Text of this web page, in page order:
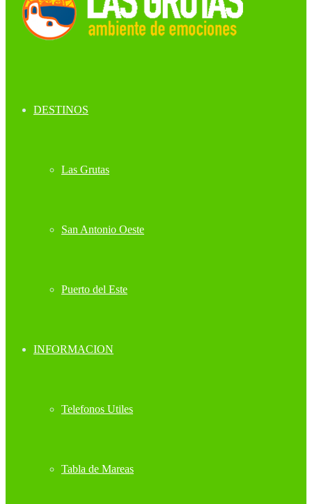
DESTINOS
Las Grutas
San Antonio Oeste
Puerto del Este
INFORMACION
Telefonos Utiles
Tabla de Mareas